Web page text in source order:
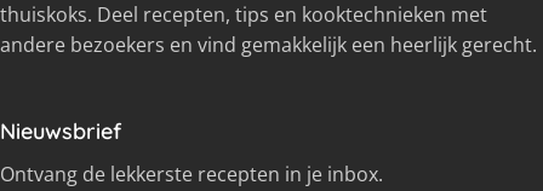
thuiskoks. Deel recepten, tips en kooktechnieken met
andere bezoekers en vind gemakkelijk een heerlijk gerecht.
Nieuwsbrief
Ontvang de lekkerste recepten in je inbox.